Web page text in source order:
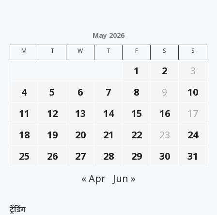
May 2026
M T W T F S S
1 2
3
4
5 6 7 8 9
10
11
12 13 14 15 16
17
18
19 20 21 22 23
24
25
26 27 28 29 30
31
« Apr
Jun »
ट्रेंडिंग